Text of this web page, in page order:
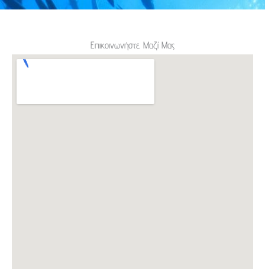
Επικοινωνήστε Μαζί Μας